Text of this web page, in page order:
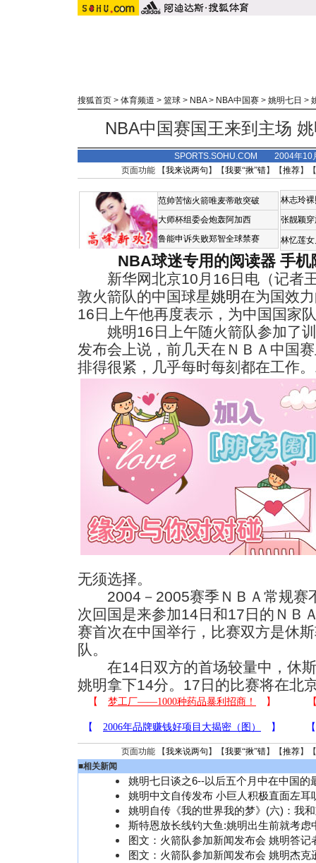
搜狐首页 > 体育频道 > 篮球 > NBA> NBA中国赛 > 姚明七日 >
NBA中国赛国王来到主场
SPORTS.SOHU.COM 2004年10
页面功能 【我来说两句 】【我要“揪”错】【推荐】
范帅苦恼火箭唯麦蒂敢突破
大师杯组委会炮轰阿加西
鲁能申诉失败郑智全球禁赛
林志玲
张靓颖
林忆莲
NBA球迷专用的阅读器 手机
新华网北京10月16日电（记者王
敦火箭队的中国球星姚明在为国效
16日上午他再度表示，为中国国家
姚明16日上午随火箭队参加了训
发布会上说，前几天在ＮＢＡ中国
排得很紧，几乎每时每刻都在工作
无须选择。
2004－2005赛季ＮＢＡ常规赛
次回国是来参加14日和17日的ＮＢ
赛首次在中国举行，比赛双方是休
队。
在14日双方的首场较量中，休斯
姚明拿下14分。17日的比赛将在北
页面功能 【我来说两句 】【我要“揪”错】【推荐】
■相关新闻
姚明七日谈之6--以后五个月中在中国的
姚明中文自传发布 小巨人积极直面左耳
姚明自传《我的世界我的梦》(六)：我
斯特恩放长线钓大鱼:姚明出生前就考虑
图文：火箭队参加新闻发布会 姚明答记
图文：火箭队参加新闻发布会 姚明杰克